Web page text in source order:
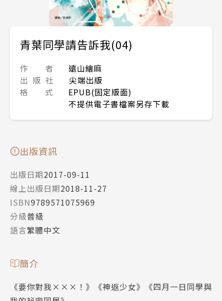
青葉同學請告訴我(04)
作 者
遠山繪麻
出 版 社
尖端出版
格 式
EPUB(固定版面)
不提供電子書檔案另存下載
出版資訊
出版日期2017-09-11
線上出版日期2018-11-27
ISBN9789571075969
分級普級
語言繁體中文
簡介
《要你對我×××！》《神返少女》《四月一日同學與